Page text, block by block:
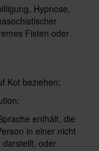
Hypnose,
Fisten oder
Kot beziehen;
enthält, die
in einer nicht
darstellt, oder